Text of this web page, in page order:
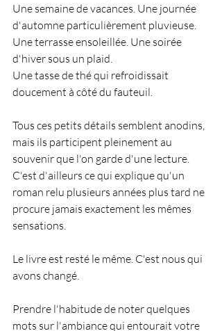
Une semaine de vacances. Une journée
d'automne particulièrement pluvieuse.
Une terrasse ensoleillée. Une soirée
d'hiver sous un plaid.
Une tasse de thé qui refroidissait
doucement à côté du fauteuil.
Tous ces petits détails semblent anodins,
mais ils participent pleinement au
souvenir que l'on garde d'une lecture.
C'est d'ailleurs ce qui explique qu'un
roman relu plusieurs années plus tard ne
procure jamais exactement les mêmes
sensations.
Le livre est resté le même. C'est nous qui
avons changé.
Prendre l'habitude de noter quelques
mots sur l'ambiance qui entourait votre